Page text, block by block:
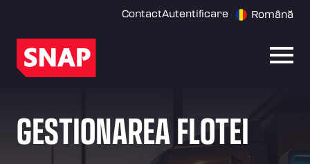
ContactAutentificare Română
GESTIONAREA FLOTEI